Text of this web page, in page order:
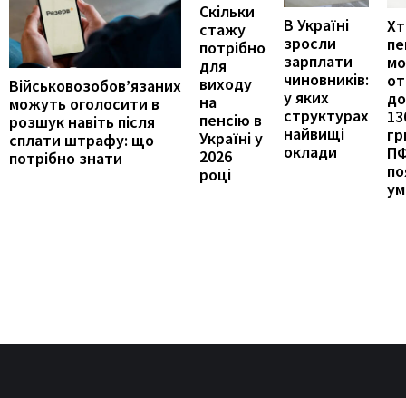
Військовозобов’язаних
можуть оголосити в
розшук навіть після
сплати штрафу: що
потрібно знати
Скільки
стажу
потрібно
для
виходу
на
пенсію в
Україні у
2026
році
В Україні
зросли
зарплати
чиновників:
у яких
структурах
найвищі
оклади